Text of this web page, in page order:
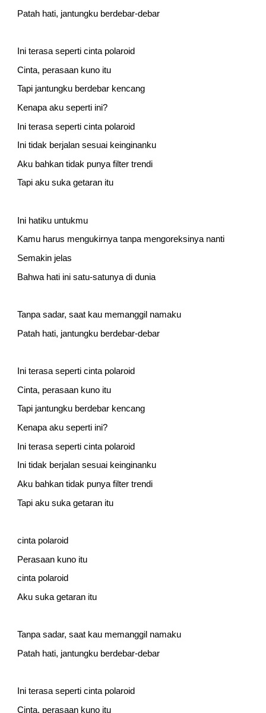
Patah hati, jantungku berdebar-debar
Ini terasa seperti cinta polaroid
Cinta, perasaan kuno itu
Tapi jantungku berdebar kencang
Kenapa aku seperti ini?
Ini terasa seperti cinta polaroid
Ini tidak berjalan sesuai keinginanku
Aku bahkan tidak punya filter trendi
Tapi aku suka getaran itu
Ini hatiku untukmu
Kamu harus mengukirnya tanpa mengoreksinya nanti
Semakin jelas
Bahwa hati ini satu-satunya di dunia
Tanpa sadar, saat kau memanggil namaku
Patah hati, jantungku berdebar-debar
Ini terasa seperti cinta polaroid
Cinta, perasaan kuno itu
Tapi jantungku berdebar kencang
Kenapa aku seperti ini?
Ini terasa seperti cinta polaroid
Ini tidak berjalan sesuai keinginanku
Aku bahkan tidak punya filter trendi
Tapi aku suka getaran itu
cinta polaroid
Perasaan kuno itu
cinta polaroid
Aku suka getaran itu
Tanpa sadar, saat kau memanggil namaku
Patah hati, jantungku berdebar-debar
Ini terasa seperti cinta polaroid
Cinta, perasaan kuno itu